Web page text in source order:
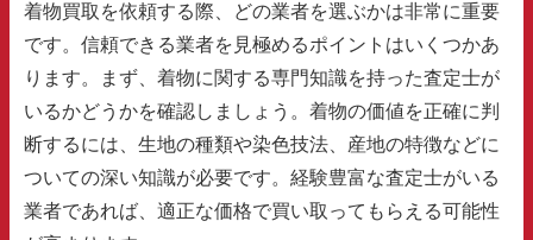
着物買取を依頼する際、どの業者を選ぶかは非常に重要
です。信頼できる業者を見極めるポイントはいくつかあ
ります。まず、着物に関する専門知識を持った査定士が
いるかどうかを確認しましょう。着物の価値を正確に判
断するには、生地の種類や染色技法、産地の特徴などに
ついての深い知識が必要です。経験豊富な査定士がいる
業者であれば、適正な価格で買い取ってもらえる可能性